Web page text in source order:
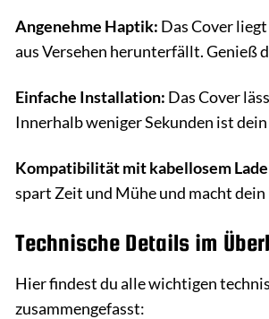
Angenehme Haptik: Das Cover
aus Versehen herunterfällt. Genieß
Einfache Installation: Das Cover
Innerhalb weniger Sekunden ist
Kompatibilität mit kabellosem
spart Zeit und Mühe und macht dein
Technische Details im
Hier findest du alle wichtigen
zusammengefasst: